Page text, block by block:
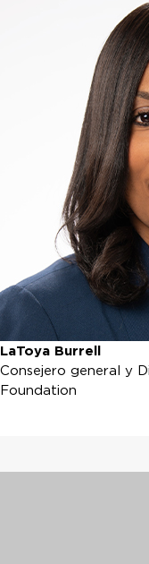
LaToya Burrell
Consejero general y
Foundation